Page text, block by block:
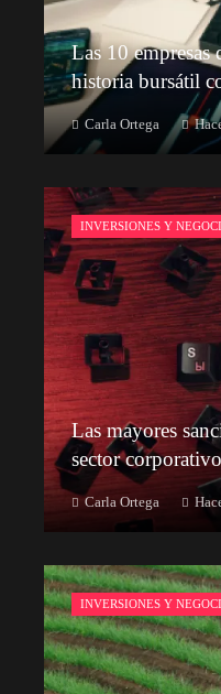
Las 10
historia bursátil
Carla Ortega
INVERSIONES Y
Las mayores
sector
Carla Ortega
INVERSIONES Y